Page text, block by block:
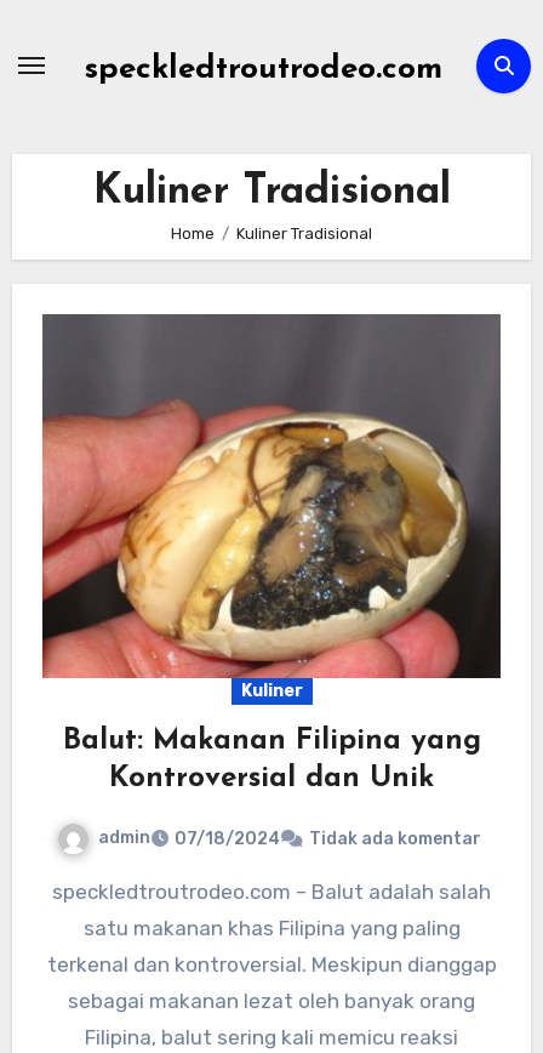
speckledtroutrodeo.com
Kuliner Tradisional
Home Kuliner Tradisional
Kuliner
Balut: Makanan Filipina yang
Kontroversial dan Unik
admin 07/18/2024 Tidak ada komentar
speckledtroutrodeo.com – Balut adalah salah
satu makanan khas Filipina yang paling
terkenal dan kontroversial. Meskipun dianggap
sebagai makanan lezat oleh banyak orang
Filipina, balut sering kali memicu reaksi